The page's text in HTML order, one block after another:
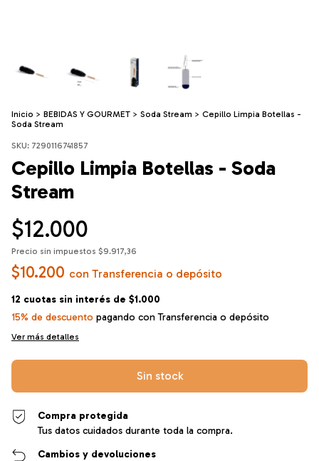
Inicio > BEBIDAS Y GOURMET > Soda Stream > Cepillo Limpia Botellas -
Soda Stream
SKU: 7290116741857
Cepillo Limpia Botellas - Soda
Stream
$12.000
Precio sin impuestos $9.917,36
$10.200 con Transferencia o depósito
12 cuotas sin interés de $1.000
15% de descuento pagando con Transferencia o depósito
Ver más detalles
Compra protegida
Tus datos cuidados durante toda la compra.
Cambios y devoluciones